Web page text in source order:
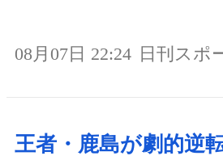
08月07日 22:24 日刊スポ
王者・鹿島が劇的逆